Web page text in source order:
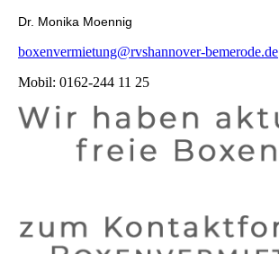
Dr. Monika Moennig
boxenvermietung@rvshannover-bemerode.de
Mobil: 0162-244 11 25